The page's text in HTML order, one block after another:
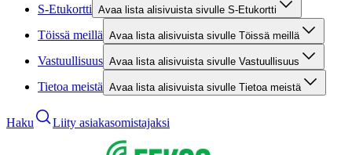
S-Etukortti Avaa lista alisivuista sivulle S-Etukortti
Töissä meillä Avaa lista alisivuista sivulle Töissä meillä
Vastuullisuus Avaa lista alisivuista sivulle Vastuullisuus
Tietoa meistä Avaa lista alisivuista sivulle Tietoa meistä
Haku Liity asiakasomistajaksi